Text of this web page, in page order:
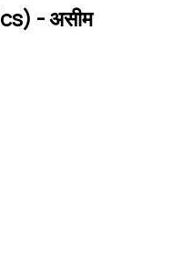
- असीम